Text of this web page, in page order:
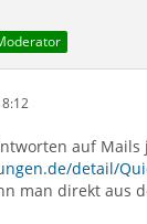
auf Mails
detail/
man direkt aus